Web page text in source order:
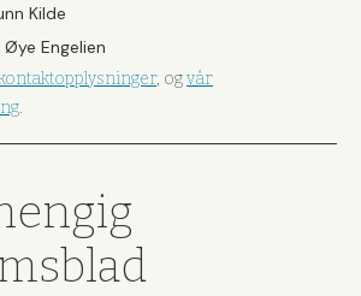
Kilde
Engelien
, ogvår
.